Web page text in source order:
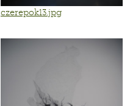
czerepok13.jpg